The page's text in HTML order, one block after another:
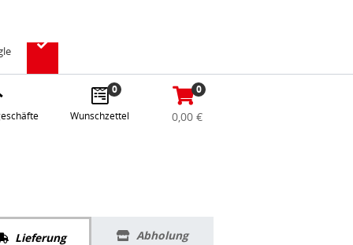
0
Wunschzettel
0
0,00 €
Lieferung